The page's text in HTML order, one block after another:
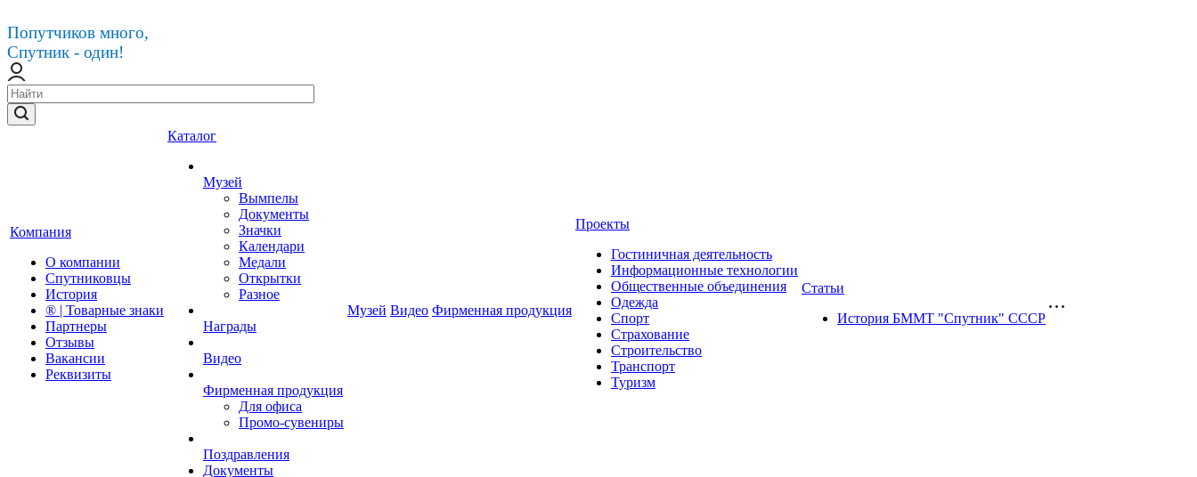
Попутчиков много,
Спутник - один!
Компания
О компании
Спутниковцы
История
® | Товарные знаки
Партнеры
Отзывы
Вакансии
Реквизиты
Каталог
Музей
Вымпелы
Документы
Значки
Календари
Медали
Открытки
Разное
Награды
Видео
Фирменная продукция
Для офиса
Промо-сувениры
Поздравления
Документы
Музей Видео Фирменная продукция
Проекты
Гостиничная деятельность
Информационные технологии
Общественные объединения
Одежда
Спорт
Страхование
Строительство
Транспорт
Туризм
Статьи
История БММТ "Спутник" СССР